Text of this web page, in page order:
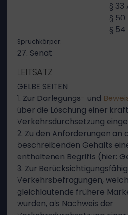
§ 33
§ 50
§ 54
Spruchkörper:
27. Senat
LEITSATZ
GELBE SEITEN
1. Zur Darlegungs- und
über die Löschung einer kraft
Verkehrsdurchsetzung
2. Zu den Anforderungen an
beschreibenden Gehalts
enthaltenen Begriffs (hier:
3. Zur
Verkehrsbefragungen,
gleichlautende frühere
wurden, als Nachweis der